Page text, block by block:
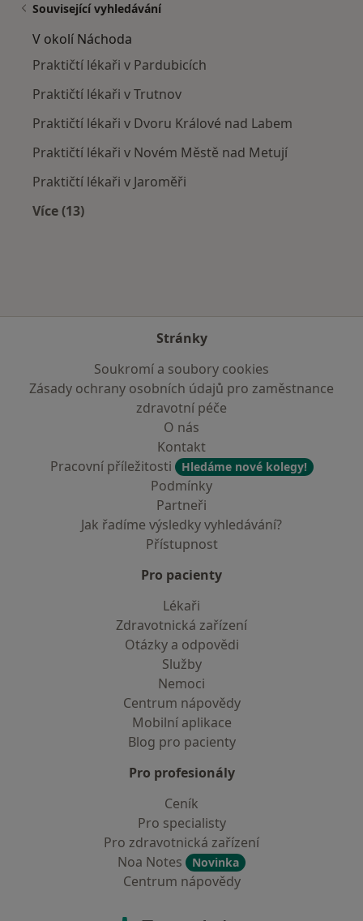
Související vyhledávání
V okolí Náchoda
Praktičtí lékaři v Pardubicích
Praktičtí lékaři v Trutnov
Praktičtí lékaři v Dvoru Králové nad Labem
Praktičtí lékaři v Novém Městě nad Metují
Praktičtí lékaři v Jaroměři
Více (13)
Stránky
Soukromí a soubory cookies
Zásady ochrany osobních údajů pro zaměstnance
zdravotní péče
O nás
Kontakt
Pracovní příležitosti
Hledáme nové kolegy!
Podmínky
Partneři
Jak řadíme výsledky vyhledávání?
Přístupnost
Pro pacienty
Lékaři
Zdravotnická zařízení
Otázky a odpovědi
Služby
Nemoci
Centrum nápovědy
Mobilní aplikace
Blog pro pacienty
Pro profesionály
Ceník
Pro specialisty
Pro zdravotnická zařízení
Noa Notes
Novinka
Centrum nápovědy